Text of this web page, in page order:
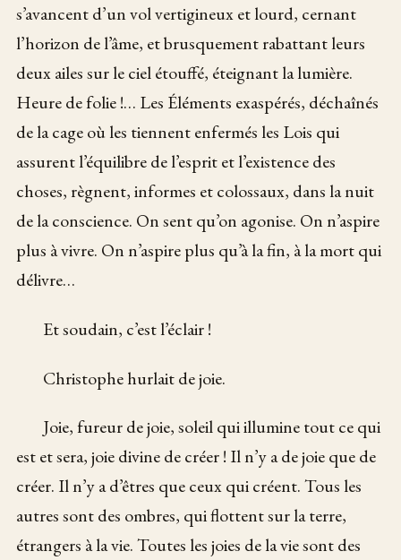
s’avancent d’un vol vertigineux et lourd, cernant
l’horizon de l’âme, et brusquement rabattant leurs
deux ailes sur le ciel étouffé, éteignant la lumière.
Heure de folie !… Les Éléments exaspérés, déchaînés
de la cage où les tiennent enfermés les Lois qui
assurent l’équilibre de l’esprit et l’existence des
choses, règnent, informes et colossaux, dans la nuit
de la conscience. On sent qu’on agonise. On n’aspire
plus à vivre. On n’aspire plus qu’à la fin, à la mort qui
délivre…
Et soudain, c’est l’éclair !
Christophe hurlait de joie.
Joie, fureur de joie, soleil qui illumine tout ce qui
est et sera, joie divine de créer ! Il n’y a de joie que de
créer. Il n’y a d’êtres que ceux qui créent. Tous les
autres sont des ombres, qui flottent sur la terre,
étrangers à la vie. Toutes les joies de la vie sont des